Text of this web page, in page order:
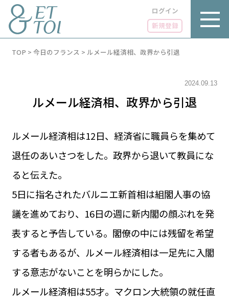
ログイン
新規登録
LUXE
グルメ
LIFE STYLE
BUSINESS
ビジネス・キャリア
INFOS PRATIQUES
1€＝182.37円
お問い合わせ
運営会社
サイトポリシー
TOP > 今日のフランス > ルメール経済相、政界から引退
2024.09.13
ルメール経済相、政界から引退
ルメール経済相は12日、経済省に職員らを集めて
退任のあいさつをした。政界から退いて教員にな
ると伝えた。
5日に指名されたバルニエ新首相は組閣人事の協
議を進めており、16日の週に新内閣の顔ぶれを発
表すると予告している。閣僚の中には残留を希望
する者もあるが、ルメール経済相は一足先に入閣
する意志がないことを明らかにした。
ルメール経済相は55才。マクロン大統領の就任直